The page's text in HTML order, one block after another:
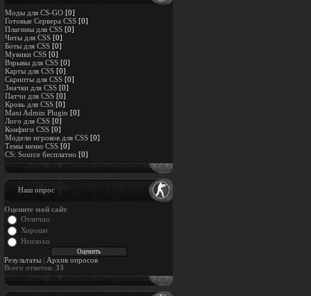
Моды для CS-GO [0]
Готовые Сервера CSS [0]
Плагины для CSS [0]
Читы для CSS [0]
Боты для CSS [0]
Мувики CSS [0]
Взрывы для CSS [0]
Карты для CSS [0]
Скрипты для CSS [0]
Значки для CSS [0]
Патчи для CSS [0]
Кровь для CSS [0]
Mani Admin Plugin [0]
Лого для CSS [0]
Конфиги CSS [0]
Модели игроков для CSS [0]
Темы меню CSS [0]
CS: Source бесплатно [0]
Наш опрос
Оцените мой сайт
Отлично
Хорошо
Неплохо
Результаты
Архив опросов
Всего ответов: 33